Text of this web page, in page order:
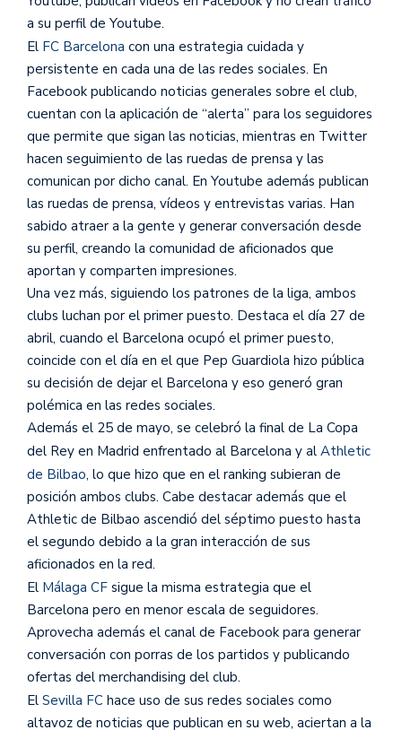
a su perfil de Youtube.
El FC Barcelona con una estrategia cuidada y
persistente en cada una de las redes sociales. En
Facebook publicando noticias generales sobre el club,
cuentan con la aplicación de “alerta” para los seguidores
que permite que sigan las noticias, mientras en Twitter
hacen seguimiento de las ruedas de prensa y las
comunican por dicho canal. En Youtube además publican
las ruedas de prensa, vídeos y entrevistas varias. Han
sabido atraer a la gente y generar conversación desde
su perfil, creando la comunidad de aficionados que
aportan y comparten impresiones.
Una vez más, siguiendo los patrones de la liga, ambos
clubs luchan por el primer puesto. Destaca el día 27 de
abril, cuando el Barcelona ocupó el primer puesto,
coincide con el día en el que Pep Guardiola hizo pública
su decisión de dejar el Barcelona y eso generó gran
polémica en las redes sociales.
Además el 25 de mayo, se celebró la final de La Copa
del Rey en Madrid enfrentado al Barcelona y al Athletic
de Bilbao, lo que hizo que en el ranking subieran de
posición ambos clubs. Cabe destacar además que el
Athletic de Bilbao ascendió del séptimo puesto hasta
el segundo debido a la gran interacción de sus
aficionados en la red.
El Málaga CF sigue la misma estrategia que el
Barcelona pero en menor escala de seguidores.
Aprovecha además el canal de Facebook para generar
conversación con porras de los partidos y publicando
ofertas del merchandising del club.
El Sevilla FC hace uso de sus redes sociales como
altavoz de noticias que publican en su web, aciertan a la